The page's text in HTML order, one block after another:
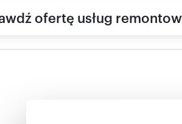
ofertę usług